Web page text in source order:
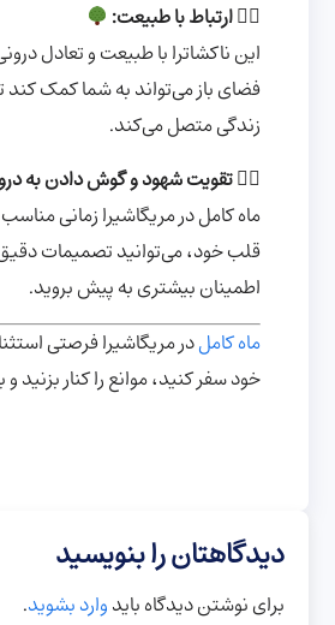
۴️⃣ارتباط با طبیعت:
این ناکشاترا با طبیعت و تعادل
فضای باز می‌تواند به شما کمک
زندگی متصل می‌کند.
۵️⃣تقویت شهود و گوش دادن به
ماه کامل در مریگاشیرا زمانی
قلب خود، می‌توانید تصمیمات
اطمینان بیشتری به پیش بروید.
ماه کاملدر مریگاشیرا فرصتی
خود سفر کنید، موانع را کنار
دیدگاهتان را بنویسید
برای نوشتن دیدگاه بایدوارد بشوید.